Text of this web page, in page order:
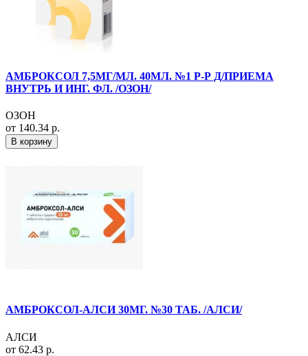
АМБРОКСОЛ 7,5МГ/МЛ. 40МЛ. №1 Р-Р Д/ПРИЕМА
ВНУТРЬ И ИНГ. ФЛ. /ОЗОН/
ОЗОН
от 140.34 р.
В корзину
АМБРОКСОЛ-АЛСИ 30МГ. №30 ТАБ. /АЛСИ/
АЛСИ
от 62.43 р.